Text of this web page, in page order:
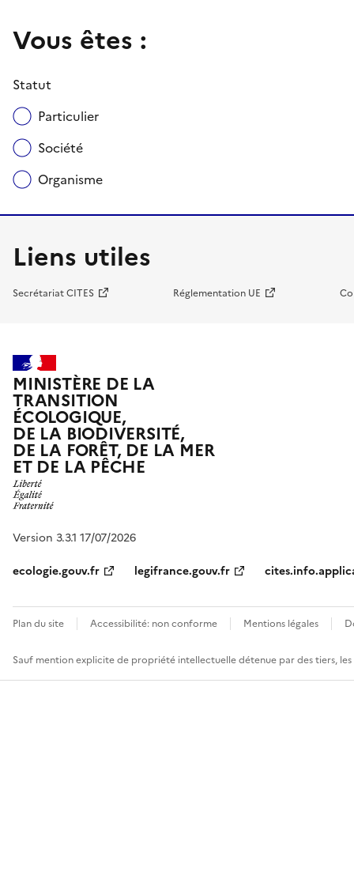
Vous êtes :
Statut
Particulier
Société
Organisme
Liens utiles
Secrétariat CITES Réglementation UE
MINISTÈRE DE LA
TRANSITION
ÉCOLOGIQUE,
DE LA BIODIVERSITÉ,
DE LA FORÊT, DE LA MER
ET DE LA PÊCHE
Version 3.3.1 17/07/2026
ecologie.gouv.fr
legifrance.gouv.fr
Plan du site Accessibilité: non conforme Mentions légales
Sauf mention explicite de propriété intellectuelle détenue par des tiers,